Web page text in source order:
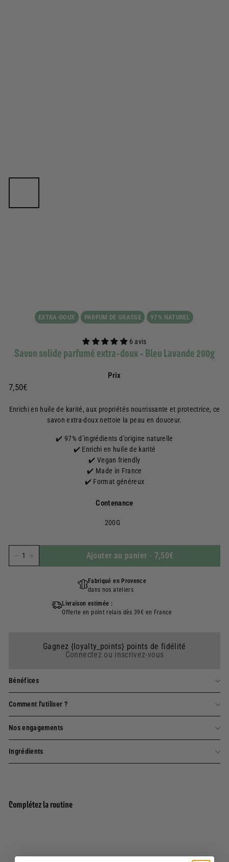
EXTRA-DOUX PARFUM DE GRASSE 97% NATUREL
6 avis
Savon solide parfumé extra-doux - Bleu Lavande 200g
Prix
Prix
7,50€7,50€
Enrichi en huile de karité, aux propriétés nourrissante et protectrice, ce
savon extra-doux nettoie la peau en douceur.
✔️ 97% d’ingrédients d’origine naturelle
✔️ Enrichi en huile de karité
✔️ Vegan friendly
✔️ Made in France
✔️ Format généreux
Contenance
200G
Ajouter au panier - 7,50€
Fabriqué en Provence
dans nos ateliers
Livraison estimée :
Offerte en point relais dès 39€ en France
Gagnez {loyalty_points} points de fidélité
Connectez ou inscrivez-vous
Bénéfices
Comment l'utiliser ?
Nos engagements
Ingrédients
Complétez la routine
6 avis